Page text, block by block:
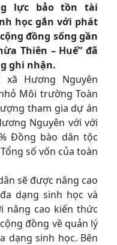
lực bảo tồn tài
học gắn với phát
đồng sống gần
Thiên – Huế” đã
ghi nhận.
Hương Nguyên
Môi trường Toàn
tham gia dự án
Nguyên với với
Đồng bào dân tộc
số vốn của toàn
sẽ được nâng cao
dạng sinh học và
nâng cao kiến thức
đồng về quản lý
dạng sinh học. Bên